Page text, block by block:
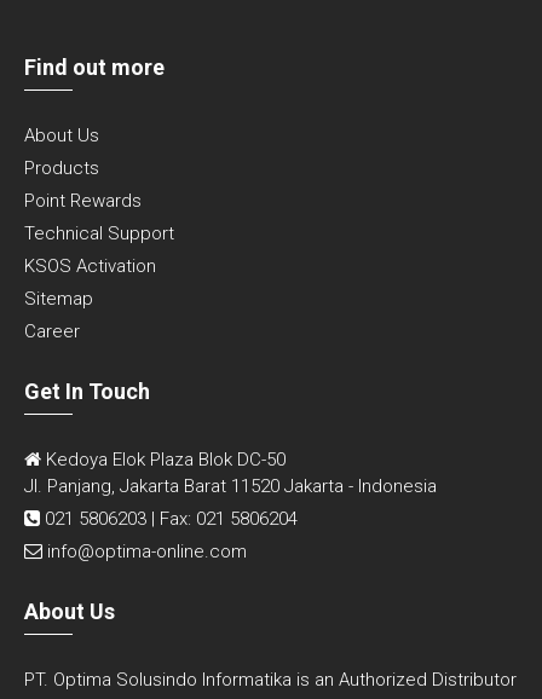
Find out more
About Us
Products
Point Rewards
Technical Support
KSOS Activation
Sitemap
Career
Get In Touch
Kedoya Elok Plaza Blok DC-50
Jl. Panjang, Jakarta Barat 11520 Jakarta - Indonesia
021 5806203 | Fax: 021 5806204
info@optima-online.com
About Us
PT. Optima Solusindo Informatika is an Authorized Distributor